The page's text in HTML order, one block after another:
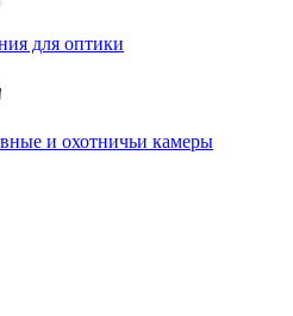
для оптики
и охотничьи камеры